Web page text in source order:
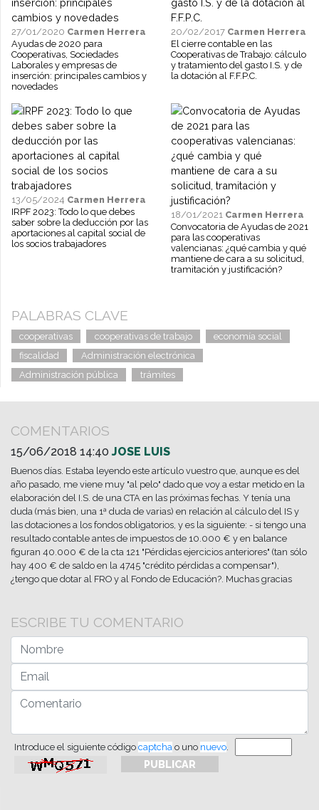
27/01/2020 Carmen Herrera
Ayudas de 2020 para
Cooperativas, Sociedades
Laborales y empresas de
inserción: principales cambios y
novedades
20/02/2017 Carmen Herrera
El cierre contable en las
Cooperativas de Trabajo: cálculo
y tratamiento del gasto I.S. y de
la dotación al F.F.P.C.
13/05/2024 Carmen Herrera
IRPF 2023: Todo lo que debes
saber sobre la deducción por las
aportaciones al capital social de
los socios trabajadores
18/01/2021 Carmen Herrera
Convocatoria de Ayudas de 2021
para las cooperativas
valencianas: ¿qué cambia y qué
mantiene de cara a su solicitud,
tramitación y justificación?
PALABRAS CLAVE
cooperativas cooperativas de trabajo
economía social
fiscalidad
Administración electrónica
Administración pública
trámites
COMENTARIOS
15/06/2018 14:40 JOSE LUIS
Buenos días. Estaba leyendo este artículo vuestro que, aunque es del
año pasado, me viene muy "al pelo" dado que voy a estar metido en la
elaboración del I.S. de una CTA en las próximas fechas. Y tenía una
duda (más bien, una 1ª duda de varias) en relación al cálculo del IS y
las dotaciones a los fondos obligatorios, y es la siguiente: - si tengo una
resultado contable antes de impuestos de 10.000 € y en balance
figuran 40.000 € de la cta 121 "Pérdidas ejercicios anteriores" (tan sólo
hay 400 € de saldo en la 4745 "crédito pérdidas a compensar"),
¿tengo que dotar al FRO y al Fondo de Educación?. Muchas gracias
ESCRIBE TU COMENTARIO
Introduce el siguiente código captcha o uno nuevo